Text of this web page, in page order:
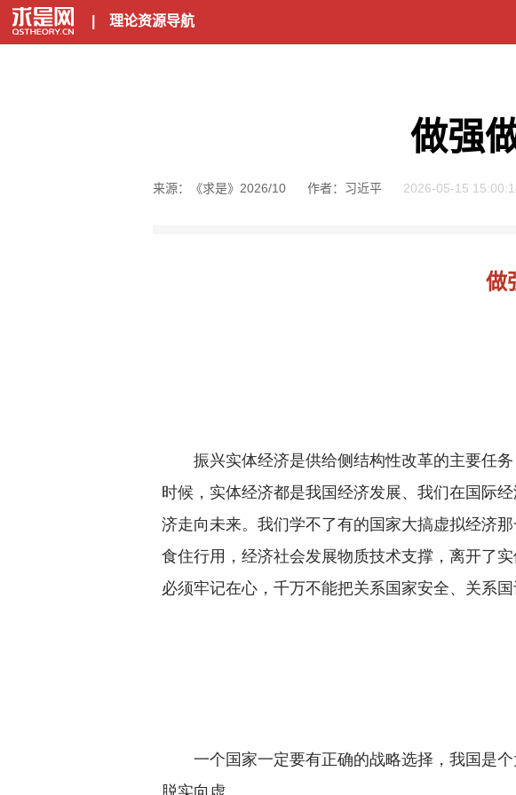
理论资源导航
做强
来源：《求是》2026/10 作者：习近平 2026-05-15
做
振兴实体经济是供给侧结构性改革的主要任务
时候，实体经济都是我国经济发展、我们在国际
济走向未来。我们学不了有的国家大搞虚拟经济
食住行用，经济社会发展物质技术支撑，离开了
必须牢记在心，千万不能把关系国家安全、关系
一个国家一定要有正确的战略选择，我国是个
脱实向虚。